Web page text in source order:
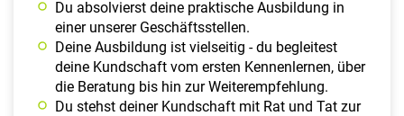
Du absolvierst deine praktische Ausbildung in
einer unserer Geschäftsstellen.
Deine Ausbildung ist vielseitig - du begleitest
deine Kundschaft vom ersten Kennenlernen, über
die Beratung bis hin zur Weiterempfehlung.
Du stehst deiner Kundschaft mit Rat und Tat zur